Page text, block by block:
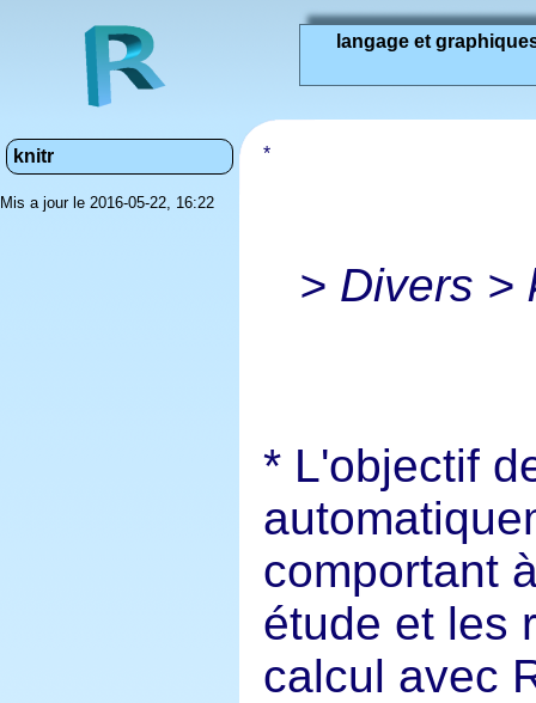
langage et
knitr
Mis a jour le 2016-05-22, 16:22
> Divers >
L'objectif
comportant
étude et les
calcul avec